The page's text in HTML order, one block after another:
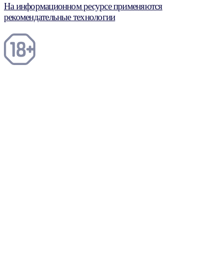
На информационном ресурсе применяются
рекомендательные технологии